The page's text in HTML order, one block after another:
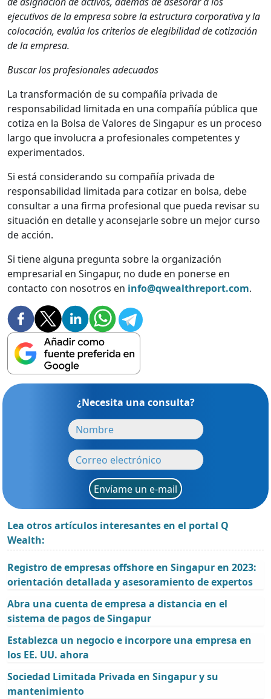
ejecutivos de la empresa sobre la estructura corporativa y la
colocación, evalúa los criterios de elegibilidad de cotización
de la empresa.
Buscar los profesionales adecuados
La transformación de su compañía privada de
responsabilidad limitada en una compañía pública que
cotiza en la Bolsa de Valores de Singapur es un proceso
largo que involucra a profesionales competentes y
experimentados.
Si está considerando su compañía privada de
responsabilidad limitada para cotizar en bolsa, debe
consultar a una firma profesional que pueda revisar su
situación en detalle y aconsejarle sobre un mejor curso
de acción.
Si tiene alguna pregunta sobre la organización
empresarial en Singapur, no dude en ponerse en
contacto con nosotros en info@qwealthreport.com.
¿Necesita una consulta?
Envíame un e-mail
Lea otros artículos interesantes en el portal Q
Wealth:
Registro de empresas offshore en Singapur en 2023:
orientación detallada y asesoramiento de expertos
Abra una cuenta de empresa a distancia en el
sistema de pagos de Singapur
Establezca un negocio e incorpore una empresa en
los EE. UU. ahora
Sociedad Limitada Privada en Singapur y su
mantenimiento